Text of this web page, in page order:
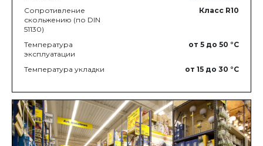
Сопротивление
скольжению (по DIN
51130)
Класс R10
Температура
эксплуатации
от 5 до 50 °C
Температура укладки от 15 до 30 °C